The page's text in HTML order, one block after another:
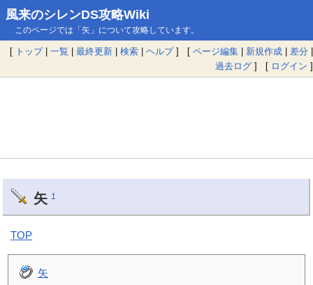
風来のシレンDS攻略Wiki
このページでは「矢」について攻略しています。
[ トップ| 一覧 | 最終更新 | 検索 | ヘルプ] [ ページ編集 | 新規作成 | 差分 |
過去ログ ] [ ログイン ]
矢 †
TOP
矢